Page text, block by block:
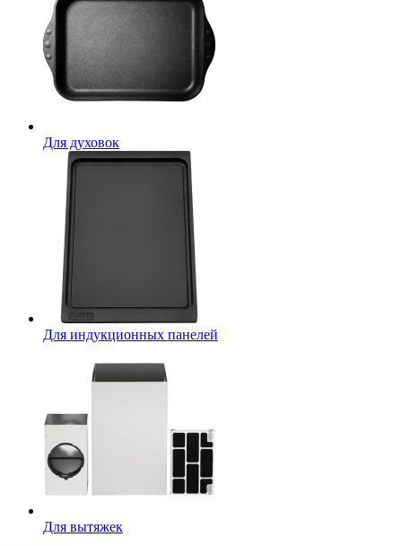
Для духовок
Для индукционных панелей
Для вытяжек